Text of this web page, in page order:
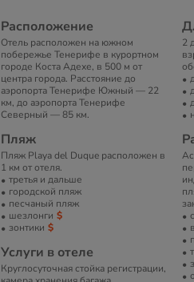
Расположение
Отель расположен на южном
побережье Тенерифе в курортном
городе Коста Адехе, в 500 м от
центра города. Расстояние до
аэропорта Тенерифе Южный — 22
км, до аэропорта Тенерифе
Северный — 85 км.
Пляж
Пляж Playa del Duque расположен в
1 км от отеля.
третья и дальше
городской пляж
песчаный пляж
шезлонги
зонтики
Услуги в отеле
Круглосуточная стойка регистрации,
2